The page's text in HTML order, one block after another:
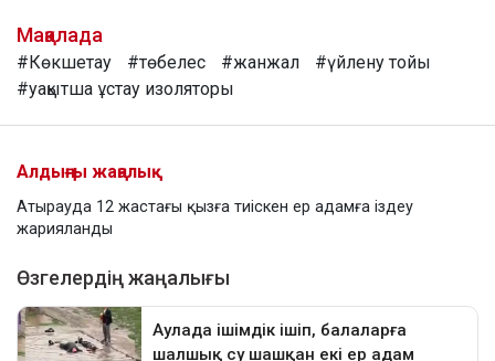
Мақалада
#Көкшетау #төбелес #жанжал
#үйлену тойы
#уақытша ұстау изоляторы
Алдыңғы жаңалық
Атырауда 12 жастағы қызға тиіскен ер адамға іздеу
жарияланды